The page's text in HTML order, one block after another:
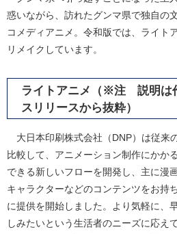
惑いながら、訪れたグンマ県で独自の
コメディアニメ。令和版では、ライト
リメイクしています。
ライトアニメ（※注 説明は
スリリースから抜粋）
大日本印刷株式会社（DNP）は従来
比較して、アニメーション制作にかか
できる新しいフローを開発し、主に漫
キャラクターなどのコンテンツをお持
に提供を開始しました。より気軽に、
しみたいという生活者のニーズに応え